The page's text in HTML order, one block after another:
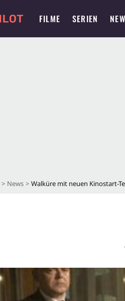
FILME SERIEN
News Walküre mit neuen Kinostart-